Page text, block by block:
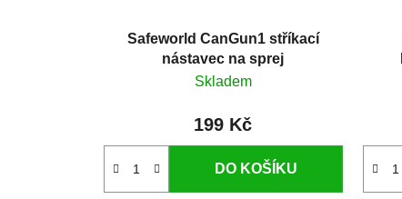
Safeworld CanGun1 stříkací
nástavec na sprej
Skladem
199 Kč
DO KOŠÍKU